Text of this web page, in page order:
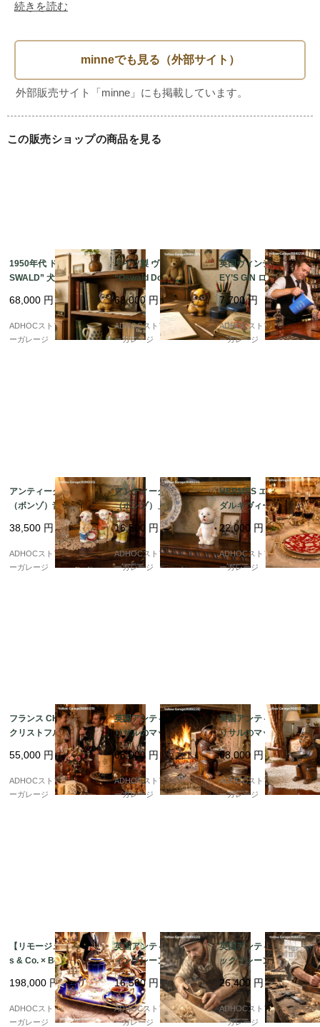
錆、くすみあり。ディスプレイや装飾向け。
・英国アンティークらしいクラシックデザイン
・本物の真鍮製で、重厚な質感
・実用・装飾・撮影小物など多用途に活用可能
・セラミック製「COLD」表記が時代背景を物語る
たこともありますが、蛇口本体にはあまり見られません。真
鍮（ブラス）が主流だった理由は、水に触れても錆びにく
く、内部の劣化が少ない、鋳造や切削がしやすく、複雑な形
状にも対応可能、磨けば光沢があり、高級感がある。真鍮に
は抗菌性があり、衛生面でも優れている・・などがあげられ
続きを読む
この販売ショップの商品を見る
1950年代 ドイツ製 “O
SWALD” 犬型アイクロ
ック 木製 目玉時計｜ヴ
ィンテージ機械式置時
計 高さ11cm
68,000 円
ADHOCストア・イエロ
ーガレージ
ドイツ製 ヴィンテージ
“Oswald Dog Clock”
犬型目玉時計｜1920〜
1940年代 アンティーク
置時計 高さ11cm
68,000 円
ADHOCストア・イエロ
ーガレージ
英国ヴィンテージ GILB
EY’S GIN ロゴ入り陶器
ピッチャー（ブルー）
｜アンティーク水差
し・フラワーベース
7,700円
ADHOCストア・イエロ
ーガレージ
アンティーク BONZO
（ボンゾ）音楽隊フィ
ギュア3体セット 日本
製 ビスク陶器 1930年
代ヴィンテージ
38,500 円
ADHOCストア・イエロ
ーガレージ
アンティーク「BONZO
（ボンゾ）」フレンチ
ブルドッグ陶器フィギ
ュア（1920年代・ドイ
ツ製）
16,500 円
ADHOCストア・イエロ
ーガレージ
HERMÈS エルメス “ガ
ダルキヴィール” デザ
ートプレート 21cm 赤
幾何学模様
22,000 円
ADHOCストア・イエロ
ーガレージ
フランス CHRISTOFLE
クリストフル 銀製ワイ
ンボトルコースター “P
ATRICE”刻印
55,000 円
ADHOCストア・イエロ
ーガレージ
英国アンティーク 木彫
りサルのマッチホルダ
ー＆灰皿付きオブジェ
68,000 円
ADHOCストア・イエロ
ーガレージ
英国アンティーク 木彫
りサルのマッチホルダ
ー＆灰皿付きオブジェ
68,000 円
ADHOCストア・イエロ
ーガレージ
【リモージュ Deliniere
s & Co. × Bernardau
d】コバルトブルー金彩
フルティーセット（ト
レイ付）19世紀末 アン
ティーク
198,000 円
ADHOCストア・イエロ
ーガレージ
英国アンティーク コフ
ィンプレーン（棺型か
んな）210mm WARR
ANTED CAST STEEL
刃付 木製大工道具 19
世紀ヴィンテージ
16,500 円
ADHOCストア・イエロ
ーガレージ
英国アンティーク ジャ
ックプレーン 430mm
木製ボディ グリップ付
WARRANTED CAST S
TEEL刃 19世紀ヴィン
テージ木工工具
26,400 円
ADHOCストア・イエロ
ーガレージ